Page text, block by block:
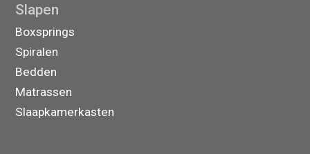
Slapen
Boxsprings
Spiralen
Bedden
Matrassen
Slaapkamerkasten